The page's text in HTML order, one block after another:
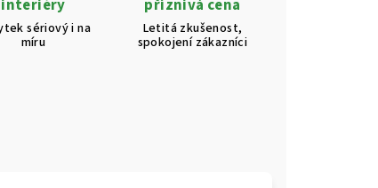
interiéry
sériový i na
míru
příznivá cena
Letitá zkušenost,
spokojení zákazníci